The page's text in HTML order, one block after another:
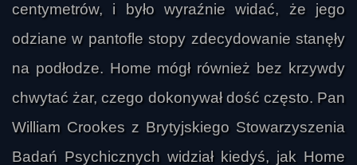
centymetrów, i było wyraźnie widać, że jego
odziane w pantofle stopy zdecydowanie stanęły
na podłodze. Home mógł również bez krzywdy
chwytać żar, czego dokonywał dość często. Pan
William Crookes z Brytyjskiego Stowarzyszenia
Badań Psychicznych widział kiedyś, jak Home